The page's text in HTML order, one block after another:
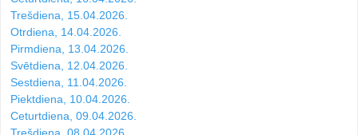
Trešdiena, 15.04.2026.
Otrdiena, 14.04.2026.
Pirmdiena, 13.04.2026.
Svētdiena, 12.04.2026.
Sestdiena, 11.04.2026.
Piektdiena, 10.04.2026.
Ceturtdiena, 09.04.2026.